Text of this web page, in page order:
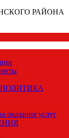
РАЙОНА
оказания услуг